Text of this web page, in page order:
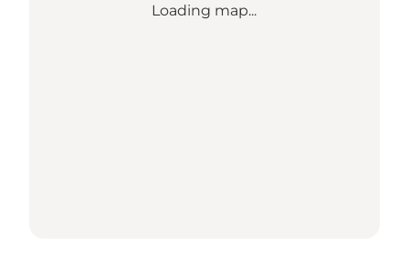
Loading map...